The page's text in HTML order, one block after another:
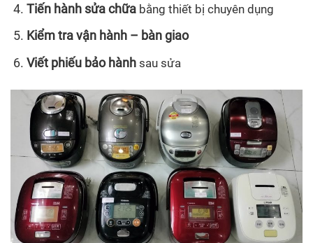
Tiến hành sửa chữa bằng thiết bị chuyên dụng
Kiểm tra vận hành – bàn giao
Viết phiếu bảo hành sau sửa